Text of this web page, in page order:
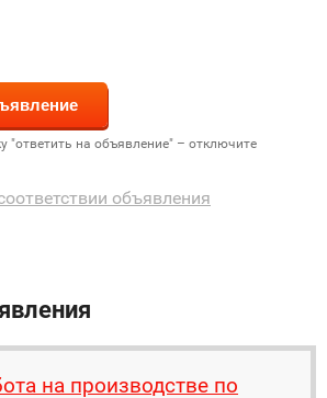
"ответить на объявление" – отключите
объявления
на производстве по